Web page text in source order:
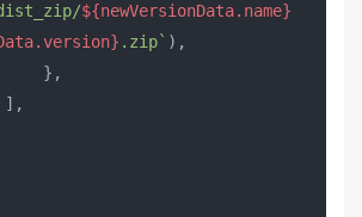
${newVersionData.name}
.zip` ),